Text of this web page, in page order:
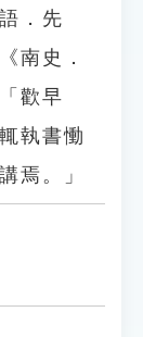
．先
南史．
歡早
執書慟
焉。」